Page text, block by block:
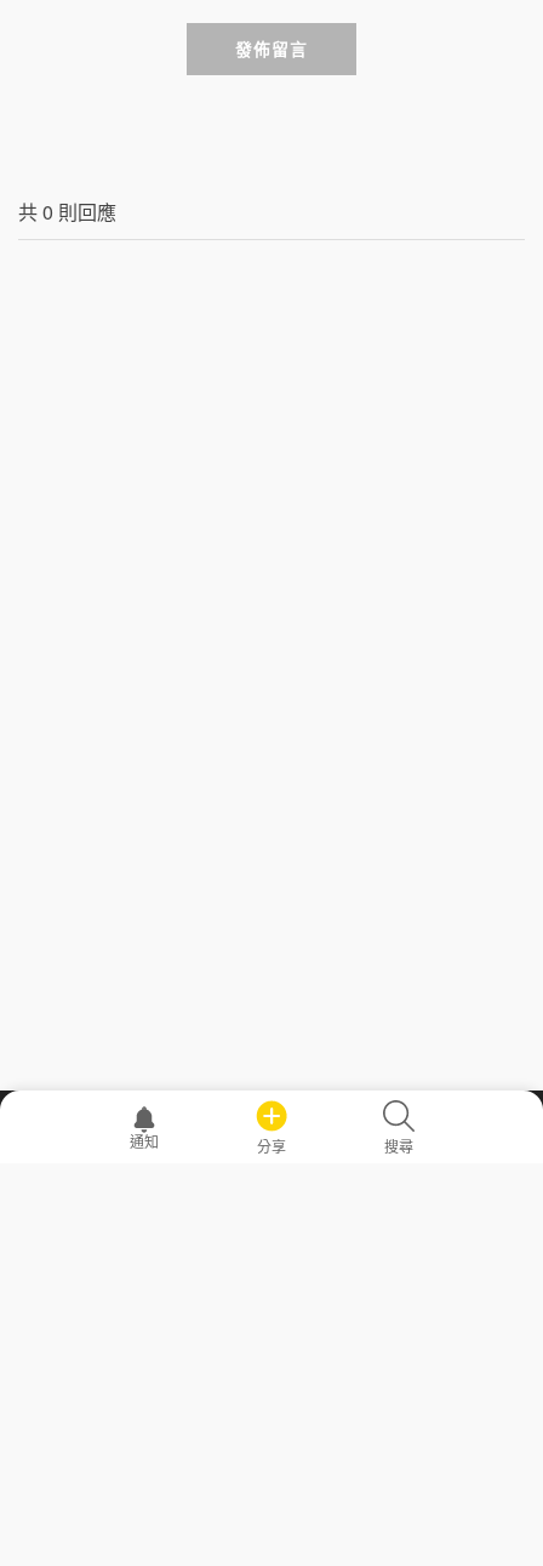
發佈留言
共0 則回應
職場透明化運動
通知 分享 搜尋